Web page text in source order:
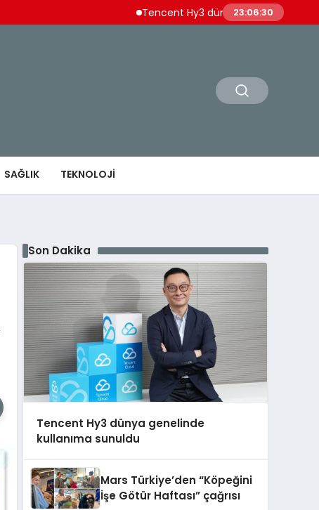
Tencent Hy3 dünya genelinde kullanıma
23:06:31
SAĞLIK TEKNOLOJI
Son Dakika
Tencent Hy3 dünya genelinde
kullanıma sunuldu
Mars Türkiye’den “Köpeğini
İşe Götür Haftası” çağrısı